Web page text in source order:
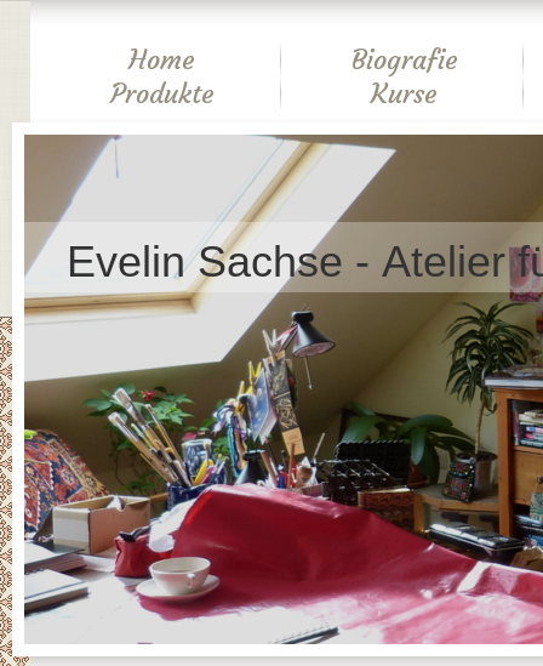
Home
Biografie
Produkte
Kurse
Evelin Sachse - Atelier